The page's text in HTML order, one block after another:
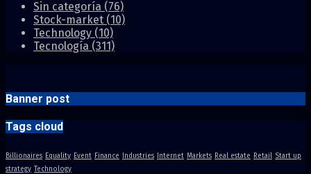
Sin categoría (76)
Stock-market (10)
Technology (10)
Tecnología (311)
Banner post
Tags cloud
Billionaires Equality Event Finance Industries Internet Markets Real estate Retail Start up
strategy Technology